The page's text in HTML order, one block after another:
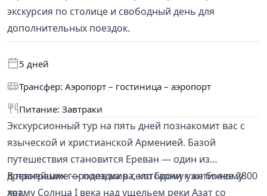
экскурсия по столице и свободный день для
дополнительных поездок.
5 дней
Трансфер: Аэропорт – гостиница – аэропорт
Питание: Завтраки
Экскурсионный тур на пять дней познакомит вас с
языческой и христианской Арменией. Базой
путешествия становится Ереван — один из
древнейших городов мира, которому уже более 2800
лет.
В программе — поездка в село Гарни к античному
храму Солнца I века над ущельем реки Азат со